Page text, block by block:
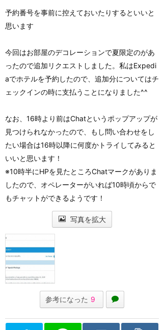
予約番号を事前に控えておいたりするといいと
思います
今回はお部屋のデコレーションで夏限定のがあ
ったので追加リクエストしました。私はExpedi
aでホテルを予約したので、追加分についてはチ
ェックインの時に支払うことになりました^^
なお、16時より前はChatというポップアップが
見つけられなかったので、もし問い合わせをし
たい場合は16時以降に何度かトライしてみると
いいと思います！
※10時半にHPを見たところChatマークがありま
したので、オペレーターがいれば10時頃からで
もチャットができるようです！
写真を拡大
参考になった 9